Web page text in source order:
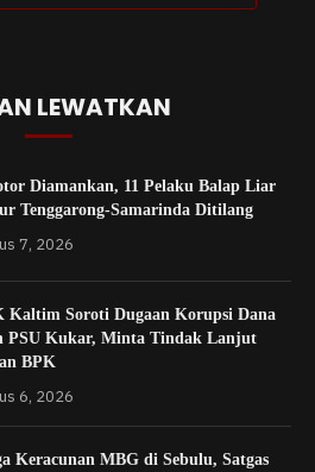
LEWATKAN
Diamankan, 11 Pelaku Balap Liar
Tenggarong-Samarinda Ditilang
7, 2026
Kaltim Soroti Dugaan Korupsi Dana
PSU Kukar, Minta Tindak Lanjut
BPK
6, 2026
Keracunan MBG di Sebulu, Satgas